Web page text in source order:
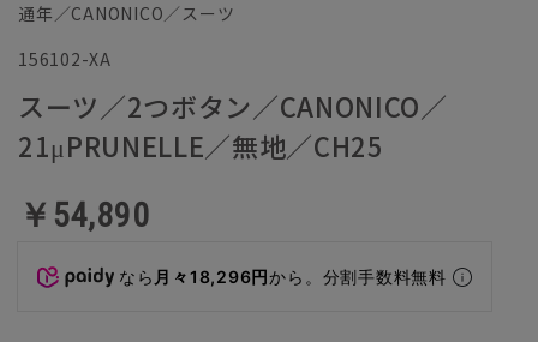
通年／CANONICO／スーツ
156102-XA
スーツ／2つボタン／CANONICO／
21μPRUNELLE／無地／CH25
￥54,890
なら 月々18,296円から。分割手数料無料